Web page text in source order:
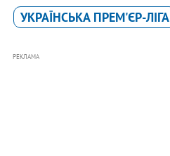
УКРАЇНСЬКА ПРЕМ'ЄР-ЛІГА
РЕКЛАМА